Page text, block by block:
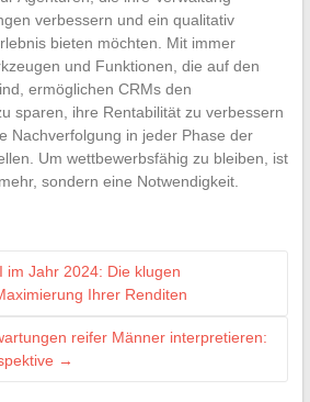
verbessern und ein qualitativ
bieten möchten. Mit immer
und Funktionen, die auf den
ermöglichen CRMs den
sparen, ihre Rentabilität zu verbessern
Nachverfolgung in jeder Phase der
Um wettbewerbsfähig zu bleiben, ist
sondern eine Notwendigkeit.
im Jahr 2024: Die klugen
Ihrer Renditen
reifer Männer interpretieren:
→